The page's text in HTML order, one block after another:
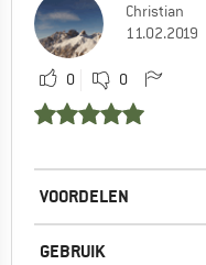
Christian
11.02.2019
0 0
VOORDELEN
GEBRUIK